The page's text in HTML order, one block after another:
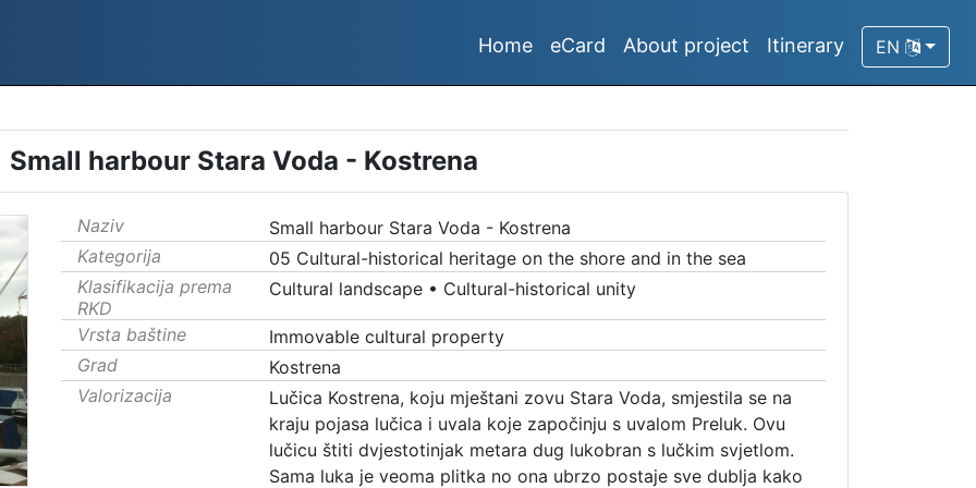
Home eCard About project Itinerary EN
Small harbour Stara Voda - Kostrena
Naziv
Small harbour Stara Voda - Kostrena
Kategorija
05 Cultural-historical heritage on the shore and in the sea
Klasifikacija prema
RKD
Cultural landscape• Cultural-historical unity
Vrsta baštine
Immovable cultural property
Grad
Kostrena
Valorizacija
Lučica Kostrena, koju mještani zovu Stara Voda, smjestila se na
kraju pojasa lučica i uvala koje započinju s uvalom Preluk. Ovu
lučicu štiti dvjestotinjak metara dug lukobran s lučkim svjetlom.
Sama luka je veoma plitka no ona ubrzo postaje sve dublja kako